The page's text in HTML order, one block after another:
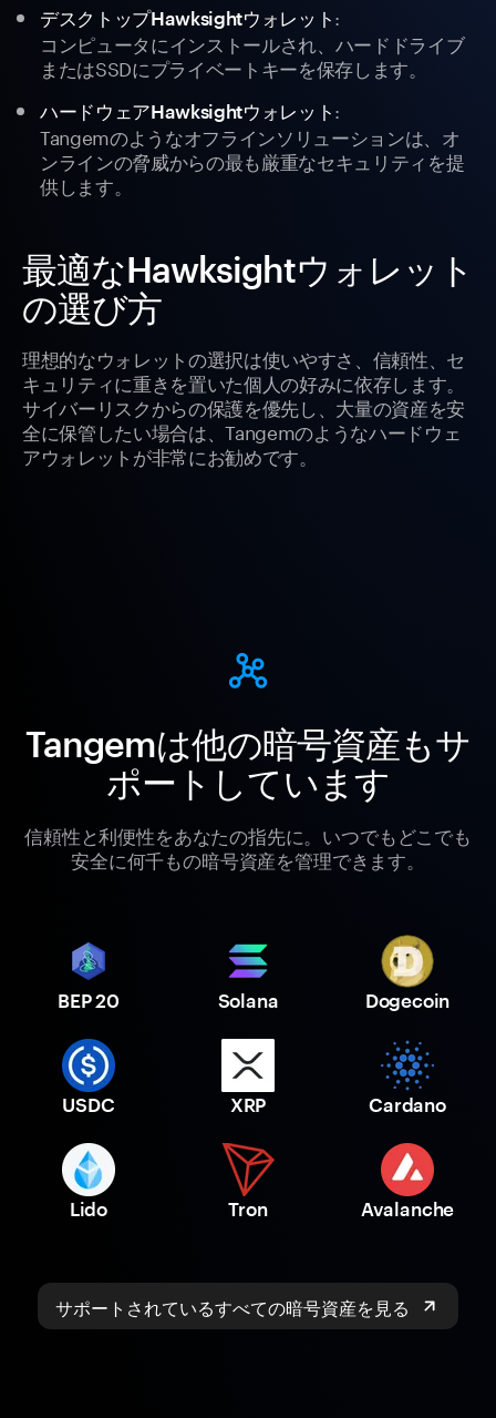
デスクトップHawksightウォレット :
コンピュータにインストールされ、ハードドライブ
またはSSDにプライベートキーを保存します。
ハードウェアHawksightウォレット :
Tangemのようなオフラインソリューションは、オ
ンラインの脅威からの最も厳重なセキュリティを提
供します。
最適なHawksightウォレット
の選び方
理想的なウォレットの選択は使いやすさ、信頼性、セ
キュリティに重きを置いた個人の好みに依存します。
サイバーリスクからの保護を優先し、大量の資産を安
全に保管したい場合は、Tangemのようなハードウェ
アウォレットが非常にお勧めです。
Tangemは他の暗号資産もサ
ポートしています
信頼性と利便性をあなたの指先に。いつでもどこでも
安全に何千もの暗号資産を管理できます。
BEP 20 Solana Dogecoin
USDC XRP Cardano
Lido Tron Avalanche
サポートされているすべての暗号資産を見る